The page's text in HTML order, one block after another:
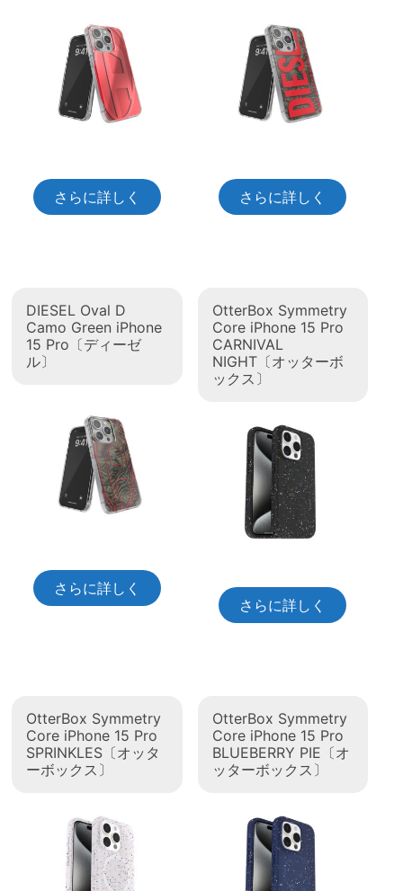
さらに詳しく さらに詳しく
DIESEL Oval D
Camo Green iPhone
15 Pro〔ディーゼ
ル〕
さらに詳しく
OtterBox Symmetry
Core iPhone 15 Pro
CARNIVAL
NIGHT〔オッターボ
ックス〕
さらに詳しく
OtterBox Symmetry
Core iPhone 15 Pro
SPRINKLES〔オッタ
ーボックス〕
OtterBox Symmetry
Core iPhone 15 Pro
BLUEBERRY PIE〔オ
ッターボックス〕